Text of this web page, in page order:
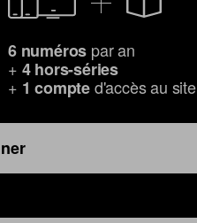
6 numéros par an
+ 4 hors-séries
+ 1 compted'accès au site